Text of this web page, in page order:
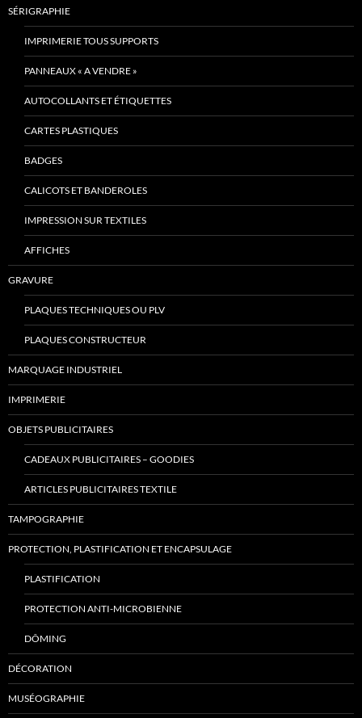
SÉRIGRAPHIE
IMPRIMERIE TOUS SUPPORTS
PANNEAUX « A VENDRE »
AUTOCOLLANTS ET ÉTIQUETTES
CARTES PLASTIQUES
BADGES
CALICOTS ET BANDEROLES
IMPRESSION SUR TEXTILES
AFFICHES
GRAVURE
PLAQUES TECHNIQUES OU PLV
PLAQUES CONSTRUCTEUR
MARQUAGE INDUSTRIEL
IMPRIMERIE
OBJETS PUBLICITAIRES
CADEAUX PUBLICITAIRES – GOODIES
ARTICLES PUBLICITAIRES TEXTILE
TAMPOGRAPHIE
PROTECTION, PLASTIFICATION ET ENCAPSULAGE
PLASTIFICATION
PROTECTION ANTI-MICROBIENNE
DÔMING
DÉCORATION
MUSÉOGRAPHIE